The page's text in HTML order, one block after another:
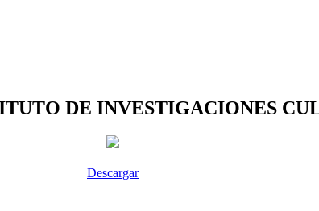
DE INVESTIGACIONES
Descargar